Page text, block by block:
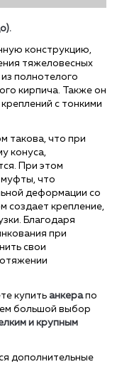
.
конструкцию,
тяжеловесных
полнотелого
кирпича. Также он
с тонкими
такова, что при
конуса,
При этом
муфты, что
деформации со
создает крепление,
Благодаря
при
свои
купить анкера по
большой выбор
и крупным
дополнительные